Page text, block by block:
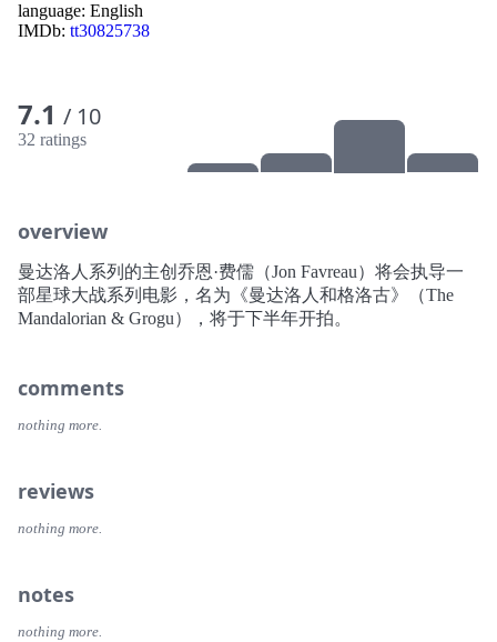
language: English
IMDb: tt30825738
7.1 / 10
32 ratings
overview
曼达洛人系列的主创乔恩·费儒（Jon Favreau）将会执导一
部星球大战系列电影，名为《曼达洛人和格洛古》（The
Mandalorian & Grogu），将于下半年开拍。
comments
nothing more.
reviews
nothing more.
notes
nothing more.